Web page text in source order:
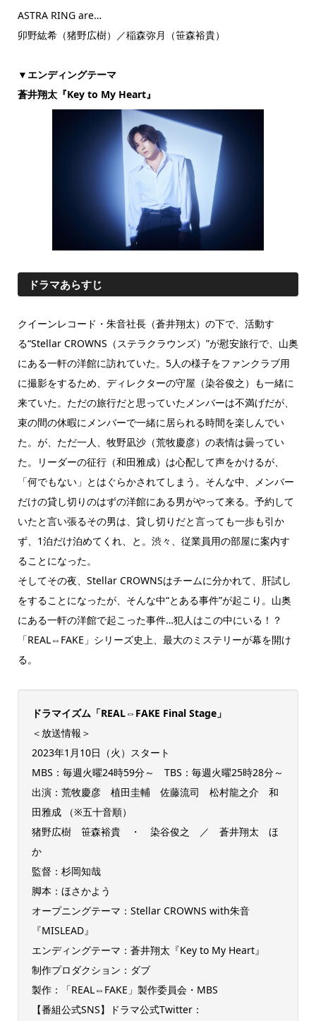
ASTRA RING are…
卯野紘希（猪野広樹）／稲森弥月（笹森裕貴）
▼エンディングテーマ
蒼井翔太『Key to My Heart』
ドラマあらすじ
クイーンレコード・朱音社長（蒼井翔太）の下で、活動す
る“Stellar CROWNS（ステラクラウンズ）”が慰安旅行で、山奥
にある一軒の洋館に訪れていた。5人の様子をファンクラブ用
に撮影をするため、ディレクターの守屋（染谷俊之）も一緒に
来ていた。ただの旅行だと思っていたメンバーは不満げだが、
束の間の休暇にメンバーで一緒に居られる時間を楽しんでい
た。が、ただ一人、牧野凪沙（荒牧慶彦）の表情は曇ってい
た。リーダーの征行（和田雅成）は心配して声をかけるが、
「何でもない」とはぐらかされてしまう。そんな中、メンバー
だけの貸し切りのはずの洋館にある男がやって来る。予約して
いたと言い張るその男は、貸し切りだと言っても一歩も引か
ず、1泊だけ泊めてくれ、と。渋々、従業員用の部屋に案内す
ることになった。
そしてその夜、Stellar CROWNSはチームに分かれて、肝試し
をすることになったが、そんな中“とある事件”が起こり。山奥
にある一軒の洋館で起こった事件…犯人はこの中にいる！？
「REAL⇔FAKE」シリーズ史上、最大のミステリーが幕を開け
る。
ドラマイズム「REAL⇔FAKE Final Stage」
＜放送情報＞
2023年1月10日（火）スタート
MBS：毎週火曜24時59分～ TBS：毎週火曜25時28分～
出演：荒牧慶彦 植田圭輔 佐藤流司 松村龍之介 和
田雅成 （※五十音順）
猪野広樹 笹森裕貴 ・ 染谷俊之 ／ 蒼井翔太 ほ
か
監督：杉岡知哉
脚本：ほさかよう
オープニングテーマ：Stellar CROWNS with朱音
『MISLEAD』
エンディングテーマ：蒼井翔太『Key to My Heart』
制作プロダクション：ダブ
製作：「REAL⇔FAKE」製作委員会・MBS
【番組公式SNS】ドラマ公式Twitter：